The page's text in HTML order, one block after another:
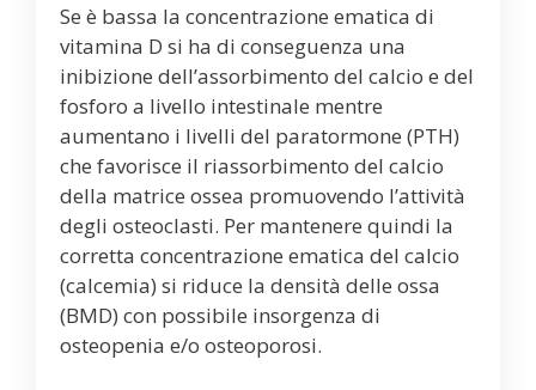
Se è bassa la concentrazione ematica di
vitamina D si ha di conseguenza una
inibizione dell’assorbimento del calcio e del
fosforo a livello intestinale mentre
aumentano i livelli del paratormone (PTH)
che favorisce il riassorbimento del calcio
della matrice ossea promuovendo l’attività
degli osteoclasti. Per mantenere quindi la
corretta concentrazione ematica del calcio
(calcemia) si riduce la densità delle ossa
(BMD) con possibile insorgenza di
osteopenia e/o osteoporosi.